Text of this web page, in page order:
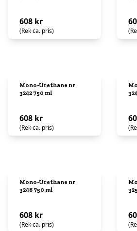
608 kr
(Rek ca. pris)
Mono-Urethane nr
3242 750 ml
608 kr
(Rek ca. pris)
Mono-Urethane nr
3248 750 ml
608 kr
(Rek ca. pris)